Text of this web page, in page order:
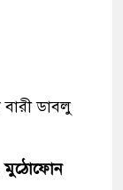
ডাবলু
মুঠোফোন